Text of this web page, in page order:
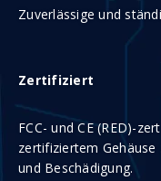
Zuverlässige und
Zertifiziert
FCC- und CE (RED)-
zertifiziertem
und Beschädigung.